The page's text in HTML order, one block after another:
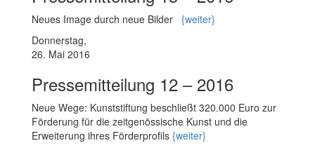
Neues Image durch neue Bilder {weiter}
Donnerstag,
26. Mai 2016
Pressemitteilung 12 – 2016
Neue Wege: Kunststiftung beschließt 320.000 Euro zur
Förderung für die zeitgenössische Kunst und die
Erweiterung ihres Förderprofils {weiter}